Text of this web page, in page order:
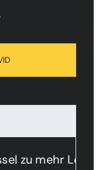
zu mehr Leads